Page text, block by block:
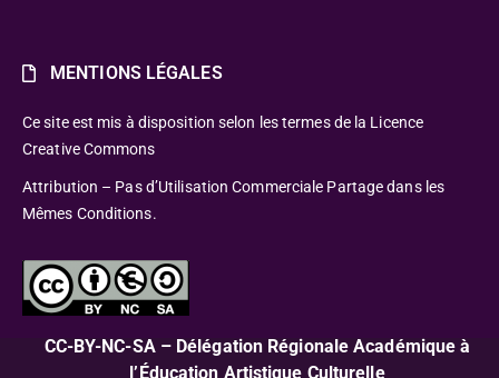
MENTIONS LÉGALES
Ce site est mis à disposition selon les termes de la Licence
Creative Commons
Attribution – Pas d’Utilisation Commerciale Partage dans les
Mêmes Conditions.
CC-BY-NC-SA – Délégation Régionale Académique à
l’Éducation Artistique Culturelle